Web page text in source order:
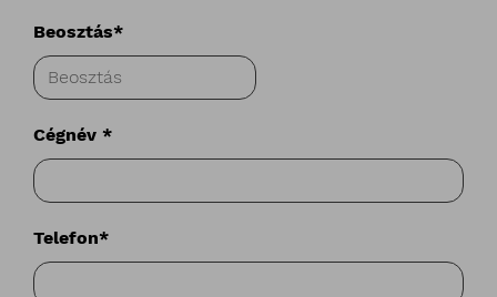
Beosztás*
Cégnév *
Telefon*